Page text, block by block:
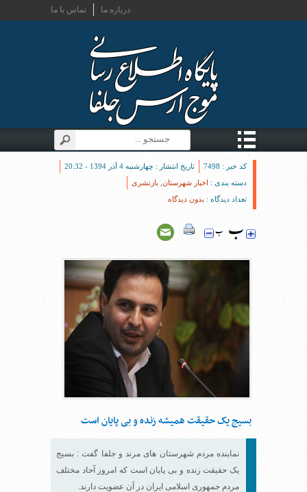
تماس با ما درباره ما
کد خبر : 7498
تاریخ انتشار : چهارشنبه 4 آذر 1394 - 20:32
دسته بندی : اخبار شهرستان بازنشری
تعداد دیدگاه : بدون دیدگاه
بسیج یک حقیقت همیشه زنده و بی پایان است
نماینده مردم شهرستان های مرند و جلفا گفت : بسیج
یک حقیقت زنده و بی پایان است که امروز آحاد مختلف
مردم جمهوری اسلامی ایران در آن عضویت دارند.